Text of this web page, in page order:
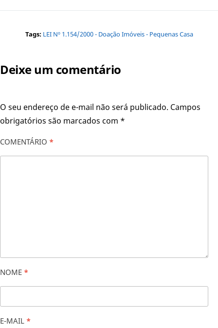
Tags: LEI Nº 1.154/2000 - Doação Imóveis - Pequenas Casa
Deixe um comentário
O seu endereço de e-mail não será publicado. Campos
obrigatórios são marcados com *
COMENTÁRIO *
NOME *
E-MAIL *